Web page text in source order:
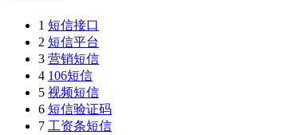
1 短信接口
2 短信平台
3 营销短信
4 106短信
5 视频短信
6 短信验证码
7 工资条短信